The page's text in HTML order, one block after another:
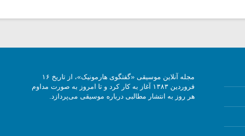
مجله آنلاین موسیقی «گفتگوی هارمونیک»، از تاریخ ۱۶
فروردین ۱۳۸۳ آغاز به کار کرد و تا امروز به صورت مداوم
هر روز به انتشار مطالبی درباره موسیقی می‌پردازد.